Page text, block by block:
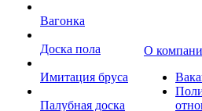
Вагонка
Доска пола
Имитация бруса
Палубная доска
О